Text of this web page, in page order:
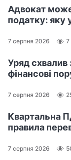
Адвокат
податку: яку
7 серпня 2026 7
Уряд схвалив
фінансові
7 серпня 2026
Квартальна
правила
7 серпня 2026